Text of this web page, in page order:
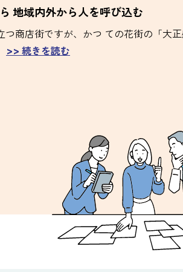
地域内外から人を呼び込む
商店街ですが、かつ ての花街の「大正
>> 続きを読む